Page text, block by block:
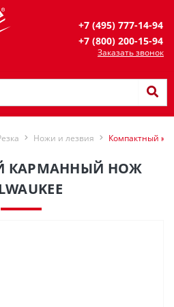
+7 (495) 777-14-94
+7 (800) 200-15-94
Заказать звонок
Ножи и лезвия Компактный
КАРМАННЫЙ НОЖ